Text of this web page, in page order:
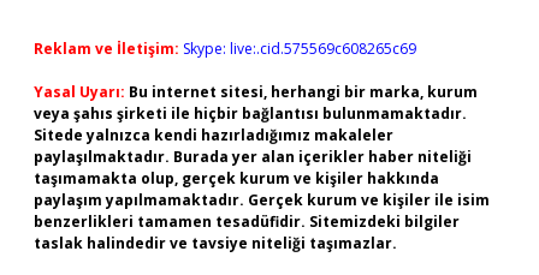
Reklam ve İletişim: Skype: live:.cid.575569c608265c69
Yasal Uyarı: Bu internet sitesi, herhangi bir marka, kurum
veya şahıs şirketi ile hiçbir bağlantısı bulunmamaktadır.
Sitede yalnızca kendi hazırladığımız makaleler
paylaşılmaktadır. Burada yer alan içerikler haber niteliği
taşımamakta olup, gerçek kurum ve kişiler hakkında
paylaşım yapılmamaktadır. Gerçek kurum ve kişiler ile isim
benzerlikleri tamamen tesadüfidir. Sitemizdeki bilgiler
taslak halindedir ve tavsiye niteliği taşımazlar.